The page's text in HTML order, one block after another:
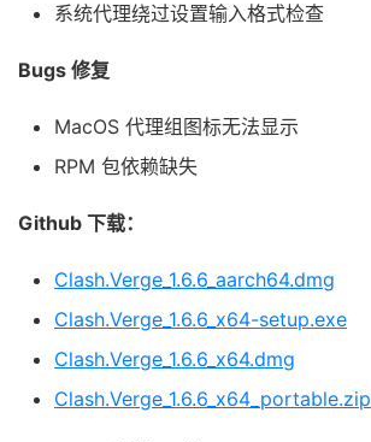
系统代理绕过设置输入格式检查
Bugs 修复
MacOS 代理组图标无法显示
RPM 包依赖缺失
Github 下载：
Clash.Verge_1.6.6_aarch64.dmg
Clash.Verge_1.6.6_x64-setup.exe
Clash.Verge_1.6.6_x64.dmg
Clash.Verge_1.6.6_x64_portable.zip